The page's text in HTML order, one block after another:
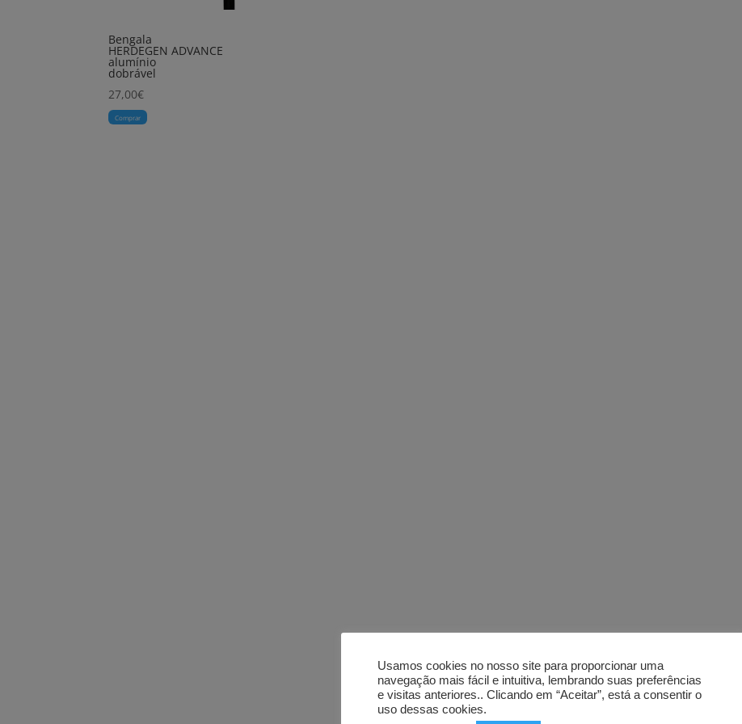
Bengala
HERDEGEN ADVANCE
alumínio
dobrável
27,00€
Comprar
Usamos cookies no nosso site para proporcionar uma
navegação mais fácil e intuitiva, lembrando suas preferências
e visitas anteriores.. Clicando em “Aceitar”, está a consentir o
uso dessas cookies.